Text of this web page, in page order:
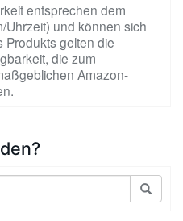
entsprechen dem
und können sich
Produkts gelten die
die zum
Amazon-